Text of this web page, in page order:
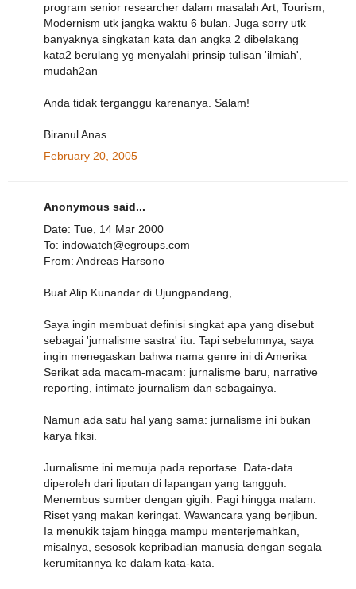
program senior researcher dalam masalah Art, Tourism,
Modernism utk jangka waktu 6 bulan. Juga sorry utk
banyaknya singkatan kata dan angka 2 dibelakang
kata2 berulang yg menyalahi prinsip tulisan 'ilmiah',
mudah2an
Anda tidak terganggu karenanya. Salam!
Biranul Anas
February 20, 2005
Anonymous said...
Date: Tue, 14 Mar 2000
To: indowatch@egroups.com
From: Andreas Harsono
Buat Alip Kunandar di Ujungpandang,
Saya ingin membuat definisi singkat apa yang disebut
sebagai 'jurnalisme sastra' itu. Tapi sebelumnya, saya
ingin menegaskan bahwa nama genre ini di Amerika
Serikat ada macam-macam: jurnalisme baru, narrative
reporting, intimate journalism dan sebagainya.
Namun ada satu hal yang sama: jurnalisme ini bukan
karya fiksi.
Jurnalisme ini memuja pada reportase. Data-data
diperoleh dari liputan di lapangan yang tangguh.
Menembus sumber dengan gigih. Pagi hingga malam.
Riset yang makan keringat. Wawancara yang berjibun.
Ia menukik tajam hingga mampu menterjemahkan,
misalnya, sesosok kepribadian manusia dengan segala
kerumitannya ke dalam kata-kata.